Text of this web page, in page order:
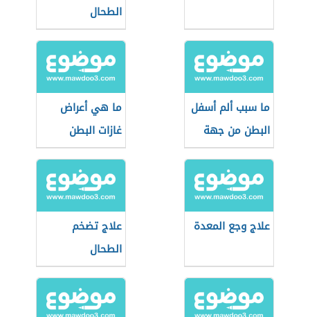
الطحال
ما سبب ألم أسفل
البطن من جهة
اليسار
ما هي أعراض
غازات البطن
علاج وجع المعدة
علاج تضخم
الطحال